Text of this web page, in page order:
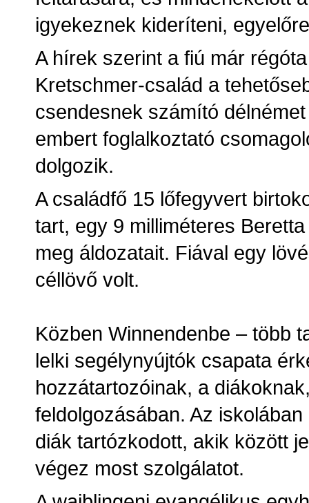
igyekeznek kideríteni,
A hírek szerint a fiú már
Kretschmer-család a
csendesnek számító
embert foglalkoztató
dolgozik.
A családfő 15 lőfegyvert
tart, egy 9 milliméteres
meg áldozatait. Fiával egy
céllövő volt.
Közben Winnendenbe – több
lelki segélynyújtók csapata
hozzátartozóinak, a
feldolgozásában. Az
diák tartózkodott, akik között
végez most szolgálatot.